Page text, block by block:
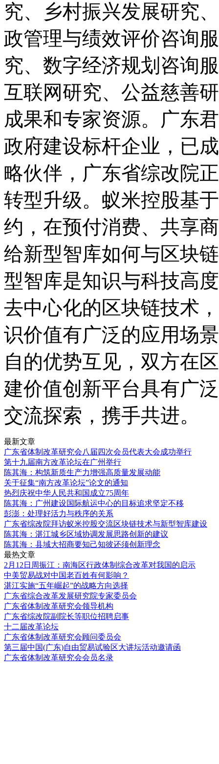
究、乡村振兴发展研究
政管理与绩效评价咨询
究、数字经济规划咨询
互联网研究、公益慈善
成果和专家资源。广东
政府建设标杆企业，已
略伙伴，广东省综改院
转型升级。蚁米控股基
约，在预付消费、共享
给新型智库如何与区块
型智库是知识与科技高
去中心化的区块链技术
识价值有广泛的应用场
自的优势互见，双方在
建价值创新平台具有广
交流探索，携手共进。
最新文章
广东省体制改革研究会八届四次会员代表大会成功举行
第十九届南方改革论坛在广州举行
陈其海：构筑新质生产力增强高质量发展动能
关于征集“南方改革论坛”论文的通知
热烈庆祝中华人民共和国成立75周年
陈其海：广州建设国际航运中心的目标追求坚定不移
彭澎：处理好活力与秩序的关系
广东省综改院拜访蚁米控股交流区块链技术与新型智库建设
陈其海：湛江城乡区域协调发展思路创新的建议
陈其海：县域大招商要知己知彼还须创新理念
最热文章
2月12日周振江：南海区行政体制综合改革对我国的启示
中美贸易战对中国老百姓有何影响？
湛江实施“五年崛起”的战略方向选择
广东省综合改革发展研究院专家委员会
广东省体制改革研究会领导机构
广东省综改院副院长等职位招聘启事
十二届改革论坛
广东省体制改革研究会顾问委员会
第三届中国(广东)自由贸易试验区大讲坛活动邀请函
广东省体制改革研究会会员名录